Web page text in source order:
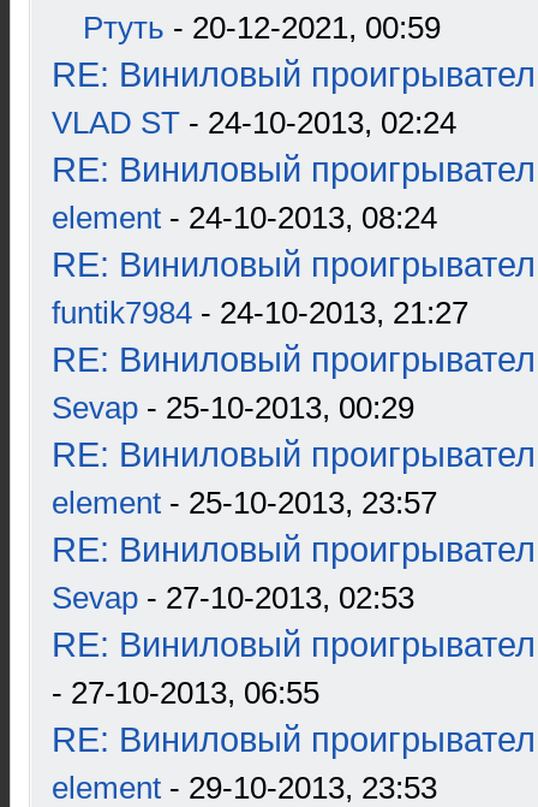
Ртуть - 20-12-2021, 00:59
RE: Виниловый
VLAD ST - 24-10-2013, 02:24
RE: Виниловый
element - 24-10-2013, 08:24
RE: Виниловый
funtik7984 - 24-10-2013, 21:27
RE: Виниловый
Sevap - 25-10-2013, 00:29
RE: Виниловый
element - 25-10-2013, 23:57
RE: Виниловый
Sevap - 27-10-2013, 02:53
RE: Виниловый
- 27-10-2013, 06:55
RE: Виниловый
element - 29-10-2013, 23:53